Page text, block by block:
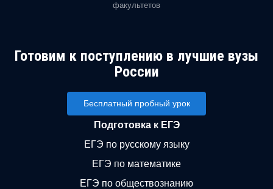
факультетов
Готовим к поступлению в лучшие вузы
России
Бесплатный пробный урок
Подготовка к ЕГЭ
ЕГЭ по русскому языку
ЕГЭ по математике
ЕГЭ по обществознанию